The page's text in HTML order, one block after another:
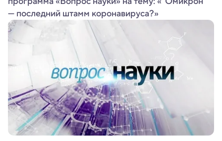
— последний штамм коронавируса?»